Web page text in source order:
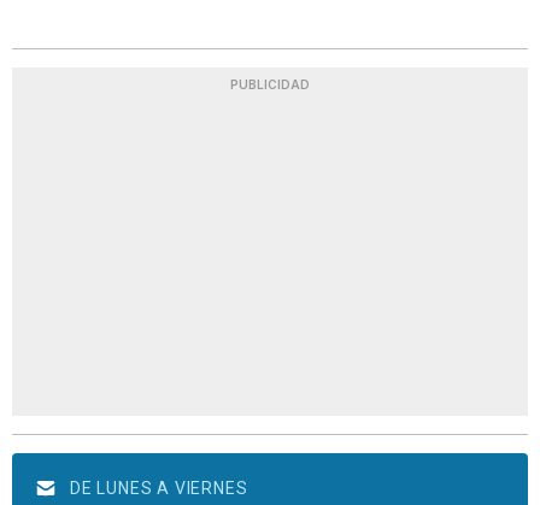
PUBLICIDAD
DE LUNES A VIERNES